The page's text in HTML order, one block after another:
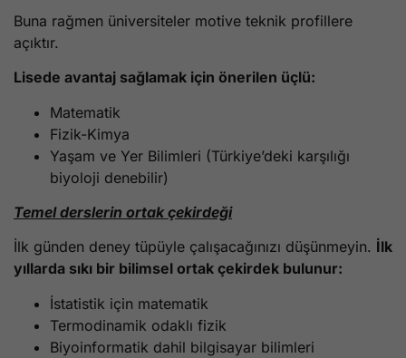
Buna rağmen üniversiteler motive teknik profillere
açıktır.
Lisede avantaj sağlamak için önerilen üçlü:
Matematik
Fizik-Kimya
Yaşam ve Yer Bilimleri (Türkiye’deki karşılığı
biyoloji denebilir)
Temel derslerin ortak çekirdeği
İlk günden deney tüpüyle çalışacağınızı düşünmeyin. İlk
yıllarda sıkı bir bilimsel ortak çekirdek bulunur:
İstatistik için matematik
Termodinamik odaklı fizik
Biyoinformatik dahil bilgisayar bilimleri